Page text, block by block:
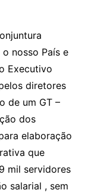
nosso País e
Executivo
diretores
de um GT –
dos
elaboração
que
mil servidores
salarial , sem